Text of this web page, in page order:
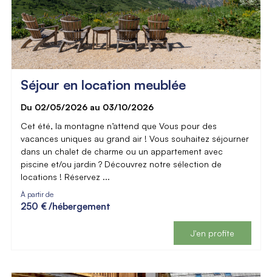
Séjour en location meublée
Du 02/05/2026 au 03/10/2026
Cet été, la montagne n’attend que Vous pour des
vacances uniques au grand air ! Vous souhaitez séjourner
dans un chalet de charme ou un appartement avec
piscine et/ou jardin ? Découvrez notre sélection de
locations ! Réservez ...
À partir de
250 €/hébergement
J'en profite